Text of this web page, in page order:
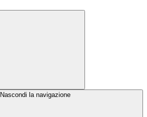
Nascondi la navigazione